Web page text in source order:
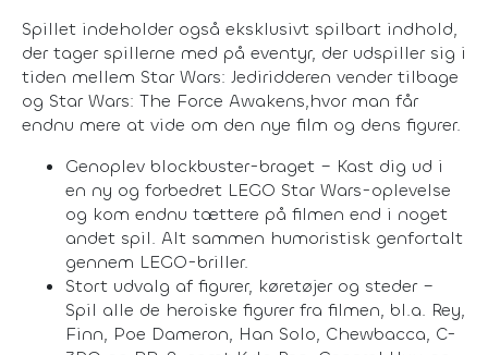
Spillet indeholder også eksklusivt spilbart indhold,
der tager spillerne med på eventyr, der udspiller sig i
tiden mellem Star Wars: Jediridderen vender tilbage
og Star Wars: The Force Awakens,hvor man får
endnu mere at vide om den nye film og dens figurer.
Genoplev blockbuster-braget – Kast dig ud i
en ny og forbedret LEGO Star Wars-oplevelse
og kom endnu tættere på filmen end i noget
andet spil. Alt sammen humoristisk genfortalt
gennem LEGO-briller.
Stort udvalg af figurer, køretøjer og steder –
Spil alle de heroiske figurer fra filmen, bl.a. Rey,
Finn, Poe Dameron, Han Solo, Chewbacca, C-